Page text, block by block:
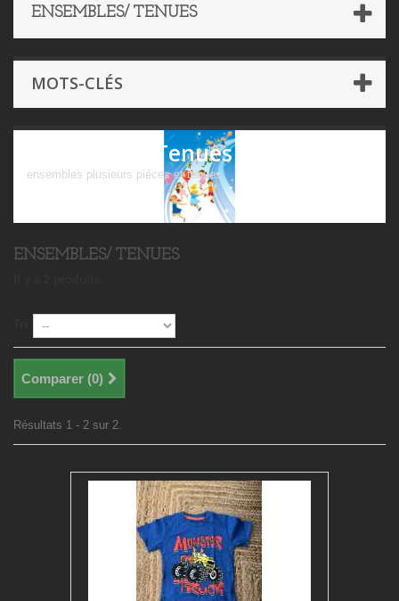
ENSEMBLES/ TENUES
MOTS-CLÉS
Ensembles/ Tenues
ensembles plusieurs piéces et tenues
ENSEMBLES/ TENUES
Comparer (0)
Résultats 1 - 2 sur 2.